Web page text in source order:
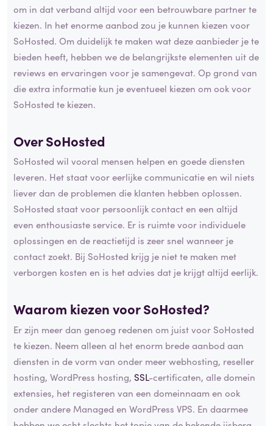
om in dat verband altijd voor een betrouwbare partner te
kiezen. In het enorme aanbod zou je kunnen kiezen voor
SoHosted. Om duidelijk te maken wat deze aanbieder je te
bieden heeft, hebben we de belangrijkste elementen uit de
reviews en ervaringen voor je samengevat. Op grond van
die extra informatie kun je eventueel kiezen om ook voor
SoHosted te kiezen.
Over SoHosted
SoHosted wil vooral mensen helpen en goede diensten
leveren. Het staat voor eerlijke communicatie en wil niets
liever dan de problemen die klanten hebben oplossen.
SoHosted staat voor persoonlijk contact en een altijd
even enthousiaste service. Er is ruimte voor individuele
oplossingen en de reactietijd is zeer snel wanneer je
contact zoekt. Bij SoHosted krijg je niet te maken met
verborgen kosten en is het advies dat je krijgt altijd eerlijk.
Waarom kiezen voor SoHosted?
Er zijn meer dan genoeg redenen om juist voor SoHosted
te kiezen. Neem alleen al het enorm brede aanbod aan
diensten in de vorm van onder meer webhosting, reseller
hosting, WordPress hosting, SSL-certificaten, alle domein
extensies, het registeren van een domeinnaam en ook
onder andere Managed en WordPress VPS. En daarmee